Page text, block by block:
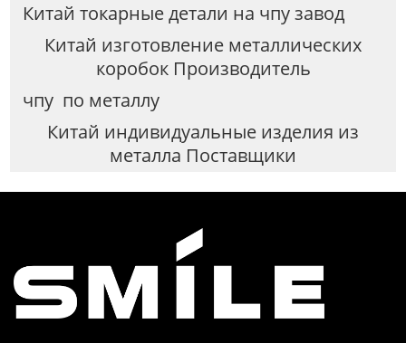
Китай токарные детали на чпу завод
Китай изготовление металлических
коробок Производитель
чпу по металлу
Китай индивидуальные изделия из
металла Поставщики